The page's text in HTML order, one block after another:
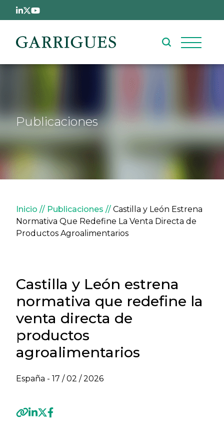
Pasar al contenido principal
Publicaciones
Sobrescribir enlaces de
Inicio Publicaciones
Castilla y León Estrena
Normativa Que Redefine La Venta Directa de
Productos Agroalimentarios
Castilla y León estrena
normativa que redefine la
venta directa de
productos
agroalimentarios
España - 17 / 02 / 2026